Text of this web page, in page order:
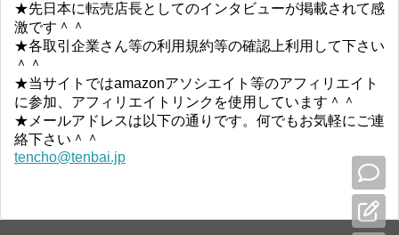
★先日本に転売店長としてのインタビューが掲載されて感
激です＾＾
★各取引企業さん等の利用規約等の確認上利用して下さい
＾＾
★当サイトではamazonアソシエイト等のアフィリエイト
に参加、アフィリエイトリンクを使用しています＾＾
★メールアドレスは以下の通りです。何でもお気軽にご連
絡下さい＾＾
tencho@tenbai.jp